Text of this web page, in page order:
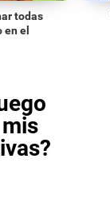
todas
en el